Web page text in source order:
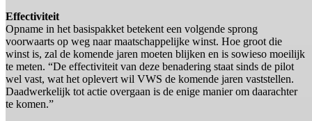
Effectiviteit
Opname in het basispakket betekent een volgende sprong
voorwaarts op weg naar maatschappelijke winst. Hoe groot die
winst is, zal de komende jaren moeten blijken en is sowieso moeilijk
te meten. “De effectiviteit van deze benadering staat sinds de pilot
wel vast, wat het oplevert wil VWS de komende jaren vaststellen.
Daadwerkelijk tot actie overgaan is de enige manier om daarachter
te komen.”